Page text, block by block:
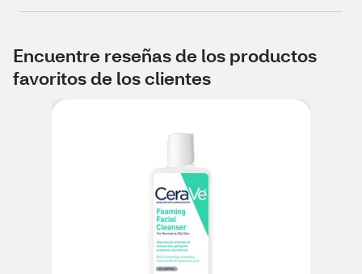
Encuentre reseñas de los productos
favoritos de los clientes